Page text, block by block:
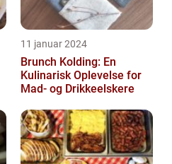
11 januar 2024
Brunch Kolding: En
Kulinarisk Oplevelse for
Mad- og Drikkeelskere